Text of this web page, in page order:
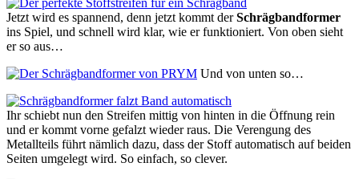
Jetzt wird es spannend, denn jetzt kommt derSchrägbandformer
ins Spiel, und schnell wird klar, wie er funktioniert. Von oben sieht
er so aus…
Und von unten so…
Ihr schiebt nun den Streifen mittig von hinten in die Öffnung rein
und er kommt vorne gefalzt wieder raus. Die Verengung des
Metallteils führt nämlich dazu, dass der Stoff automatisch auf beiden
Seiten umgelegt wird. So einfach, so clever.